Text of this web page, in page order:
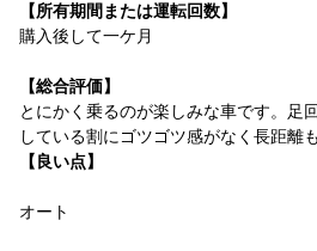
【所有期間または運転回数】
購入後して一ケ月
【総合評価】
とにかく乗るのが楽しみな車です。足
している割にゴツゴツ感がなく長距離
【良い点】
オート